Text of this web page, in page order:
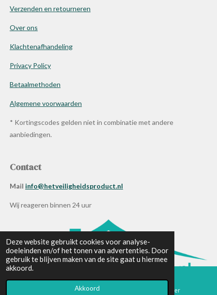
Deze website gebruikt cookies voor analyse-
doeleinden en/of het tonen van advertenties. Door
gebruik te blijven maken van de site gaat u hiermee
akkoord.
Akkoord
Verzenden en retourneren
Over ons
Klachtenafhandeling
Privacy Policy
Betaalmethoden
Algemene voorwaarden
* Kortingscodes gelden niet in combinatie met andere
aanbiedingen.
Contact
Mail info@hetveiligheidsproduct.nl
Wij reageren binnen 24 uur
Telefoonnummer